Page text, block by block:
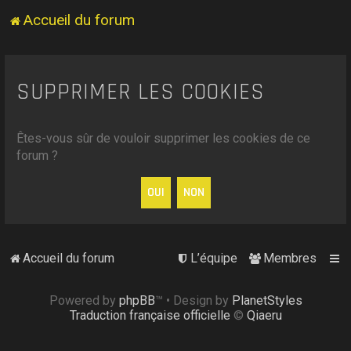
Accueil du forum
SUPPRIMER LES COOKIES
Êtes-vous sûr de vouloir supprimer les cookies de ce
forum ?
Accueil du forum Membres
L’équipe
Powered by phpBB™ • Design by PlanetStyles
Traduction française officielle © Qiaeru